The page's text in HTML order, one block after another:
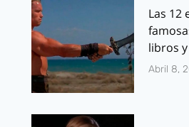
Las 12
libros
Abril 8,